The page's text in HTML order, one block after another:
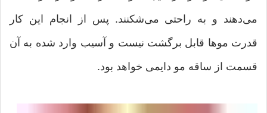
می‌دهند و به راحتی می‌شکنند. پس از انجام این کار
قدرت موها قابل برگشت نیست و آسیب وارد شده به آن
قسمت از ساقه مو دایمی خواهد بود.